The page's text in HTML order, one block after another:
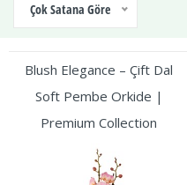
Çok Satana Göre
Blush Elegance – Çift Dal
Soft Pembe Orkide |
Premium Collection